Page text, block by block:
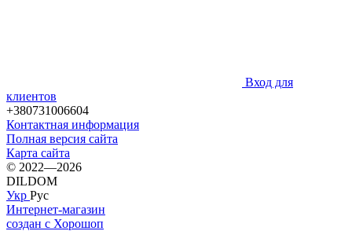
Вход для
клиентов
+380731006604
Контактная информация
Полная версия сайта
Карта сайта
© 2022—2026
DILDOM
Укр Рус
Интернет-магазин
создан с Хорошоп